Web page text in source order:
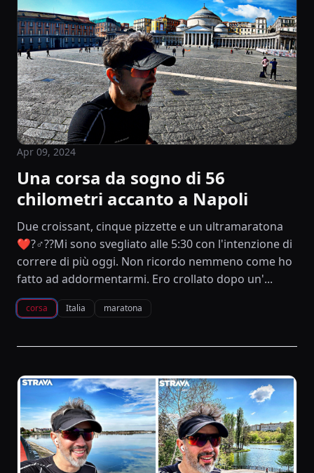
Apr 09, 2024
Una corsa da sogno di 56
chilometri accanto a Napoli
Due croissant, cinque pizzette e un ultramaratona
❤️?‍♂️??Mi sono svegliato alle 5:30 con l'intenzione di
correre di più oggi. Non ricordo nemmeno come ho
fatto ad addormentarmi. Ero crollato dopo un'...
corsa Italia maratona